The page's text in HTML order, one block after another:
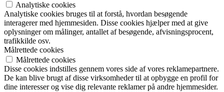
Analytiske cookies
Analytiske cookies bruges til at forstå, hvordan besøgende
interagerer med hjemmesiden. Disse cookies hjælper med at give
oplysninger om målinger, antallet af besøgende, afvisningsprocent,
trafikkilde osv.
Målrettede cookies
Målrettede cookies
Disse cookies indstilles gennem vores side af vores reklamepartnere.
De kan blive brugt af disse virksomheder til at opbygge en profil for
dine interesser og vise dig relevante reklamer på andre hjemmesider.